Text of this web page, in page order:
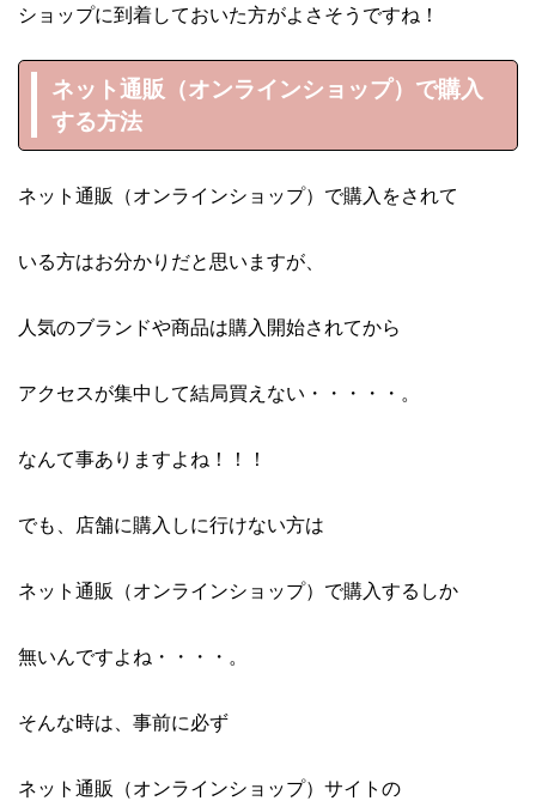
ショップに到着しておいた方がよさそうですね！
ネット通販（オンラインショップ）で購入
する方法
ネット通販（オンラインショップ）で購入をされて
いる方はお分かりだと思いますが、
人気のブランドや商品は購入開始されてから
アクセスが集中して結局買えない・・・・・。
なんて事ありますよね！！！
でも、店舗に購入しに行けない方は
ネット通販（オンラインショップ）で購入するしか
無いんですよね・・・・。
そんな時は、事前に必ず
ネット通販（オンラインショップ）サイトの